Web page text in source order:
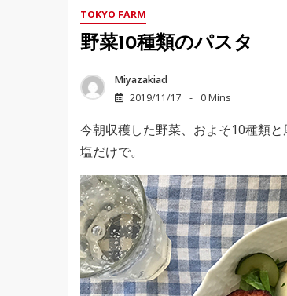
TOKYO FARM
野菜10種類のパスタ
Miyazakiad
2019/11/17
0 Mins
今朝収穫した野菜、およそ10種類
塩だけで。